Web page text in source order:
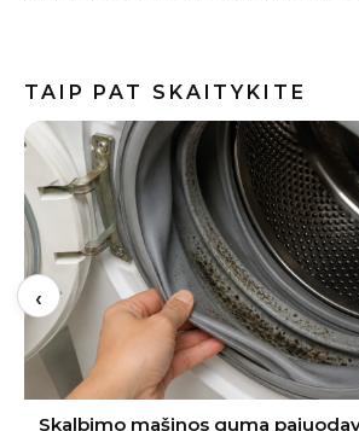
TAIP PAT SKAITYKITE
Braškių sodinimas rugpjūtį 2026:
nepraleiskite šių datų – kitąmet
kibirais
‹